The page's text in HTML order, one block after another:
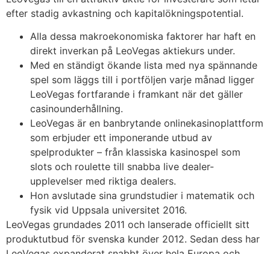
efter stadig avkastning och kapitalökningspotential.
Alla dessa makroekonomiska faktorer har haft en
direkt inverkan på LeoVegas aktiekurs under.
Med en ständigt ökande lista med nya spännande
spel som läggs till i portföljen varje månad ligger
LeoVegas fortfarande i framkant när det gäller
casinounderhållning.
LeoVegas är en banbrytande onlinekasinoplattform
som erbjuder ett imponerande utbud av
spelprodukter – från klassiska kasinospel som
slots och roulette till snabba live dealer-
upplevelser med riktiga dealers.
Hon avslutade sina grundstudier i matematik och
fysik vid Uppsala universitet 2016.
LeoVegas grundades 2011 och lanserade officiellt sitt
produktutbud för svenska kunder 2012. Sedan dess har